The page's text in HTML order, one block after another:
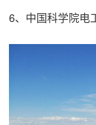
6、中国科学院电